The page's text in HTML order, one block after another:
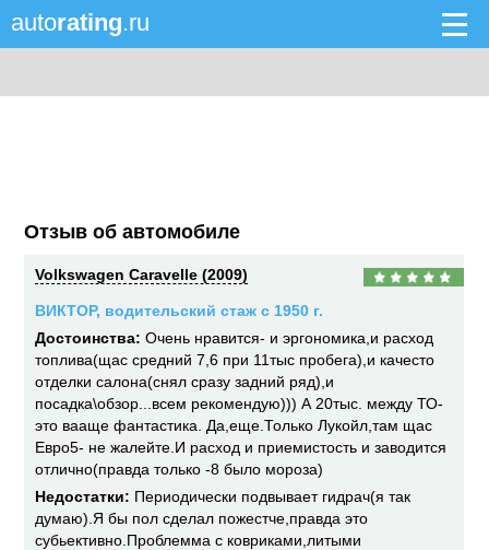
autorating.ru
Отзыв об автомобиле
Volkswagen Caravelle (2009)
ВИКТОР, водительский стаж с 1950 г.
Достоинства: Очень нравится- и эргономика,и расход
топлива(щас средний 7,6 при 11тыс пробега),и качесто
отделки салона(снял сразу задний ряд),и
посадка\обзор...всем рекомендую))) А 20тыс. между ТО-
это вааще фантастика. Да,еще.Только Лукойл,там щас
Евро5- не жалейте.И расход и приемистость и заводится
отлично(правда только -8 было мороза)
Недостатки: Периодически подвывает гидрач(я так
думаю).Я бы пол сделал пожестче,правда это
субьективно.Проблемма с ковриками,литыми